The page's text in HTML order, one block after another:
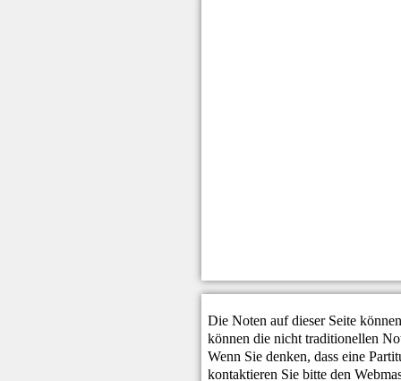
Die Noten auf dieser Seite
können die nicht traditionellen
Wenn Sie denken, dass eine
kontaktieren Sie bitte den